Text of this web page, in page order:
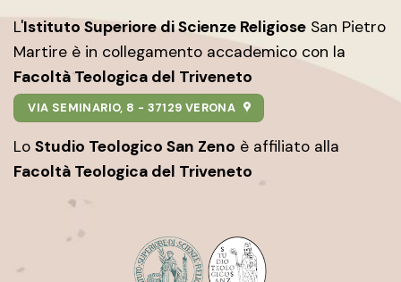
L'Istituto Superiore di Scienze Religiose San Pietro
Martire è in collegamento accademico con la
Facoltà Teologica del Triveneto
VIA SEMINARIO, 8 - 37129 VERONA
Lo Studio Teologico San Zeno è affiliato alla
Facoltà Teologica del Triveneto